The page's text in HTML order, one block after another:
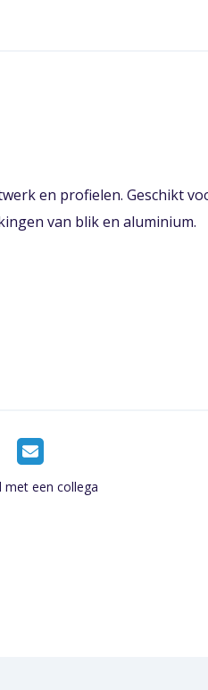
en profielen. Geschikt
van blik en aluminium.
met een collega